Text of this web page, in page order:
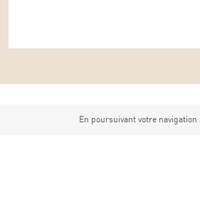
En poursuivant votre